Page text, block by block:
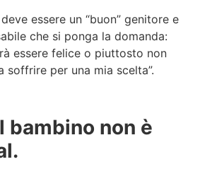
essere un “buon” genitore e
che si ponga la domanda:
essere felice o piuttosto non
soffrire per una mia scelta”.
bambino non è